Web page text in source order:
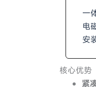
一
电
安
核心优势
紧